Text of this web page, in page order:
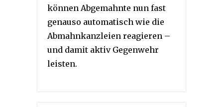
können Abgemahnte nun fast
genauso automatisch wie die
Abmahnkanzleien reagieren –
und damit aktiv Gegenwehr
leisten.